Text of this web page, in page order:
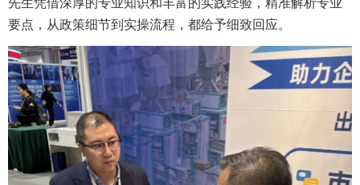
先生凭借深厚的专业知识和丰富的实践经验，精准解析专业
要点，从政策细节到实操流程，都给予细致回应。